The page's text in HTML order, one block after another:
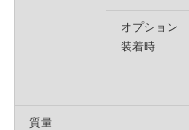
オプション
装着時
質量